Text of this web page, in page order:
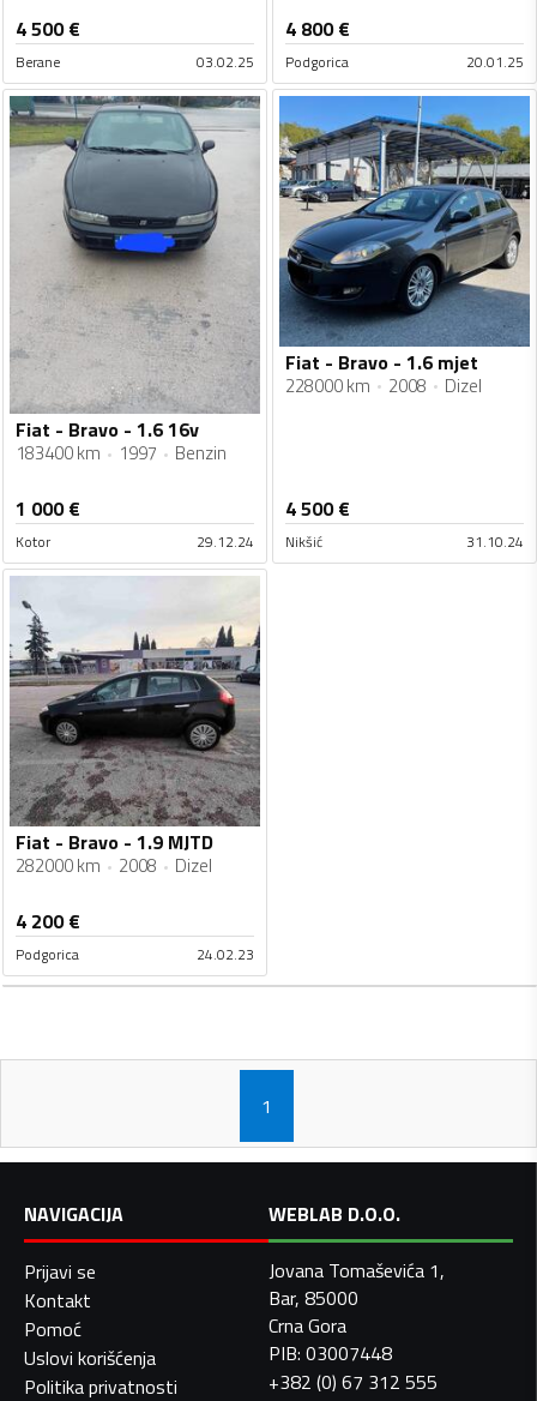
4 500€
Berane 03.02.25
4 800€
Podgorica 20.01.25
Fiat - Bravo - 1.6 16v
183400 km 1997 Benzin
1 000€
Kotor 29.12.24
Fiat - Bravo - 1.6 mjet
228000 km 2008 Dizel
4 500€
Nikšić 31.10.24
Fiat - Bravo - 1.9 MJTD
282000 km 2008 Dizel
4 200€
Podgorica 24.02.23
1
NAVIGACIJA
Prijavi se
Kontakt
Pomoć
Uslovi korišćenja
Politika privatnosti
WEBLAB D.O.O.
Jovana Tomaševića 1,
Bar, 85000
Crna Gora
PIB: 03007448
+382 (0) 67 312 555